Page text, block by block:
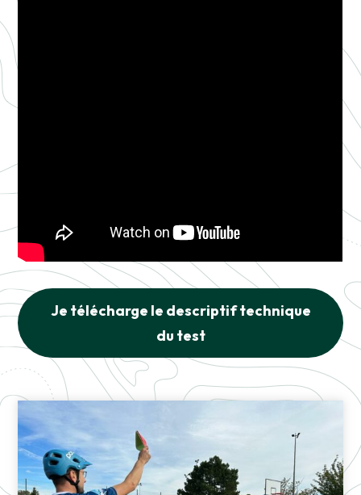
Je télécharge le descriptif technique
du test